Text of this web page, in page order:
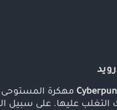
مهكرة
التغلب عليها. على سبيل